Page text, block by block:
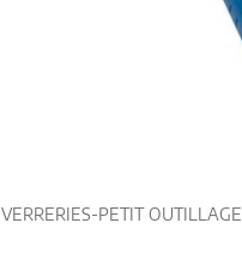
VERRERIES-PETIT